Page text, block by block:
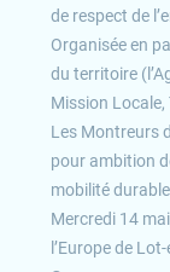
de respect de
Organisée en
du territoire
Mission Locale,
Les Montreurs
pour ambition
mobilité
Mercredi 14
l’Europe de